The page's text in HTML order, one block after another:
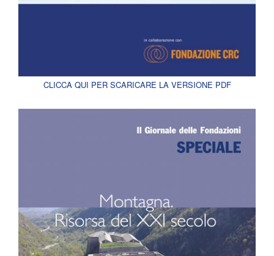
CLICCA QUI PER SCARICARE LA VERSIONE PDF